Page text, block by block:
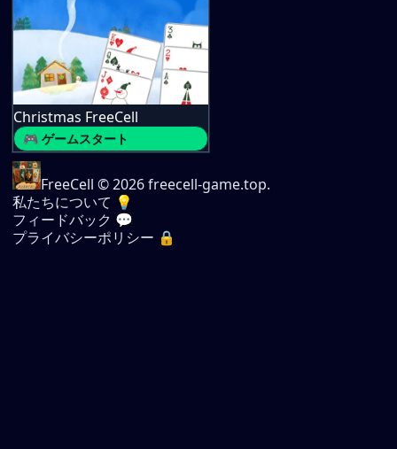
Christmas FreeCell
🎮 ゲームスタート
FreeCell © 2026 freecell-game.top.
私たちについて 💡
フィードバック 💬
プライバシーポリシー 🔒